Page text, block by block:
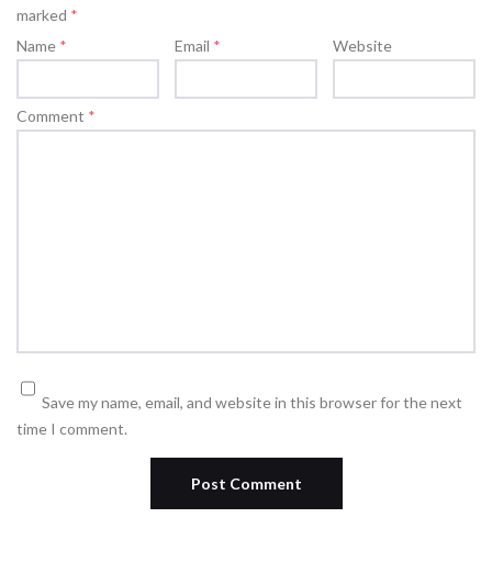
marked *
Name * Email * Website
Comment *
Save my name, email, and website in this browser for the next
time I comment.